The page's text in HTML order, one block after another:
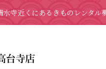
水寺近くにあるきものレンタル